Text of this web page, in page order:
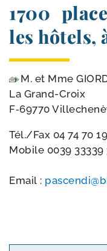
1700
les hôtels,
M. et Mme
La Grand-Croix
F‑69770
Tél./Fax 04 74 70
Mobile 0039 33339
Email :